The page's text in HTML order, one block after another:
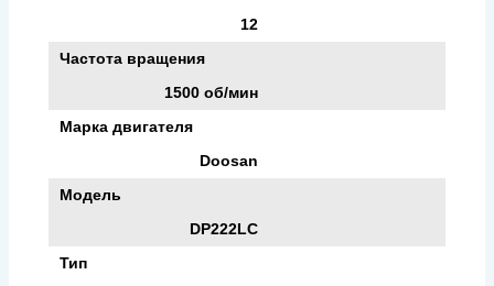
12
Частота вращения
1500 об/мин
Марка двигателя
Doosan
Модель
DP222LC
Тип